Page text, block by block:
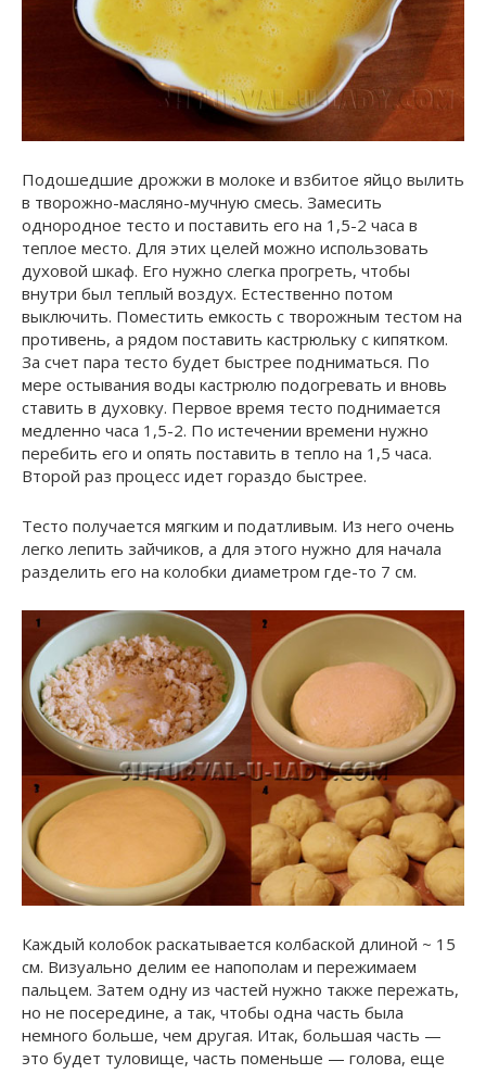
Подошедшие дрожжи в молоке и взбитое яйцо вылить
в творожно-масляно-мучную смесь. Замесить
однородное тесто и поставить его на 1,5-2 часа в
теплое место. Для этих целей можно использовать
духовой шкаф. Его нужно слегка прогреть, чтобы
внутри был теплый воздух. Естественно потом
выключить. Поместить емкость с творожным тестом на
противень, а рядом поставить кастрюльку с кипятком.
За счет пара тесто будет быстрее подниматься. По
мере остывания воды кастрюлю подогревать и вновь
ставить в духовку. Первое время тесто поднимается
медленно часа 1,5-2. По истечении времени нужно
перебить его и опять поставить в тепло на 1,5 часа.
Второй раз процесс идет гораздо быстрее.
Тесто получается мягким и податливым. Из него очень
легко лепить зайчиков, а для этого нужно для начала
разделить его на колобки диаметром где-то 7 см.
Каждый колобок раскатывается колбаской длиной ~ 15
см. Визуально делим ее напополам и пережимаем
пальцем. Затем одну из частей нужно также пережать,
но не посередине, а так, чтобы одна часть была
немного больше, чем другая. Итак, большая часть —
это будет туловище, часть поменьше — голова, еще